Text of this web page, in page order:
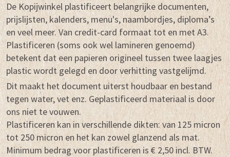
De Kopijwinkel plastificeert belangrijke documenten,
prijslijsten, kalenders, menu's, naambordjes, diploma’s
en veel meer. Van credit-card formaat tot en met A3.
Plastificeren (soms ook wel lamineren genoemd)
betekent dat een papieren origineel tussen twee laagjes
plastic wordt gelegd en door verhitting vastgelijmd.
Dit maakt het document uiterst houdbaar en bestand
tegen water, vet enz. Geplastificeerd materiaal is door
ons niet te vouwen.
Plastificeren kan in verschillende dikten: van 125 micron
tot 250 micron en het kan zowel glanzend als mat.
Minimum bedrag voor plastificeren is € 2,50 incl. BTW.